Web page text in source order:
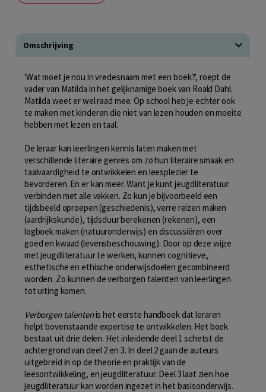
Omschrijving
'Wat moet je nou in vredesnaam met een boek?', roept de
vader van Matilda in het gelijknamige boek van Roald Dahl.
Matilda weet er wel raad mee. Op school heb je echter ook
te maken met kinderen die niet van lezen houden en moeite
hebben met lezen en taal.
De leraar kan leerlingen kennis laten maken met
verschillende literaire genres om zo hun literaire smaak en
taalvaardigheid te ontwikkelen en leesplezier te
bevorderen. En er kan meer. Want je kunt jeugdliteratuur
verbinden met alle vakken. Zo kun je bijvoorbeeld een
tijdsbeeld oproepen (geschiedenis), verre reizen maken
(aardrijkskunde), tijdsduur berekenen (rekenen), een
logboek maken (natuuronderwijs) en discussiëren over
goed en kwaad (levensbeschouwing). Door op deze wijze
met jeugdliteratuur te werken, kunnen cognitieve,
esthetische en ethische onderwijsdoelen gecombineerd
worden. Zo kunnen de verborgen talenten van leerlingen
tot uiting komen.
Verborgen talentenis het eerste handboek dat leraren
helpt bovenstaande expertise te ontwikkelen. Het boek
bestaat uit drie delen. Het inleidende deel 1 schetst de
achtergrond van deel 2 en 3. In deel 2 gaan de auteurs
uitgebreid in op de theorie en praktijk van de
leesontwikkeling, en jeugdliteratuur. Deel 3 laat zien hoe
jeugdliteratuur kan worden ingezet in het basisonderwijs.